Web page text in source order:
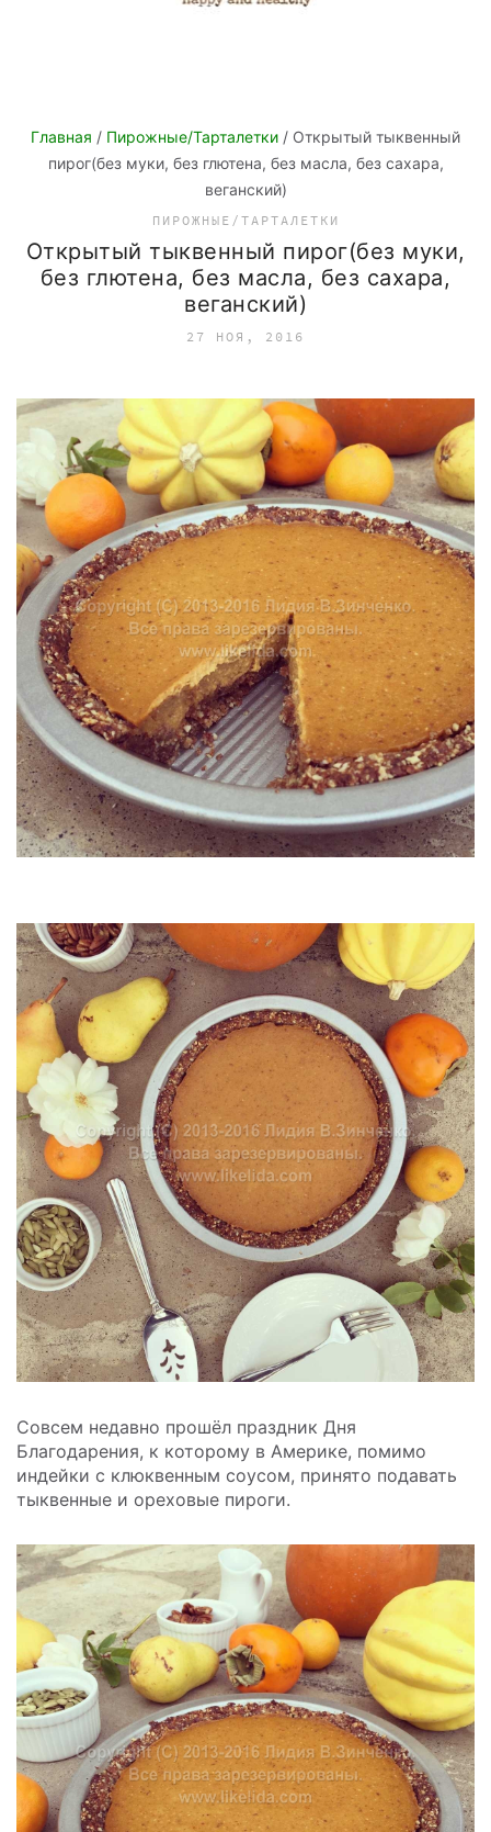
Главная / Пирожные/Тарталетки / Открытый тыквенный
пирог(без муки, без глютена, без масла, без сахара,
веганский)
ПИРОЖНЫЕ/ТАРТАЛЕТКИ
Открытый тыквенный пирог(без муки,
без глютена, без масла, без сахара,
веганский)
27 НОЯ, 2016
Совсем недавно прошёл праздник Дня
Благодарения, к которому в Америке, помимо
индейки с клюквенным соусом, принято подавать
тыквенные и ореховые пироги.